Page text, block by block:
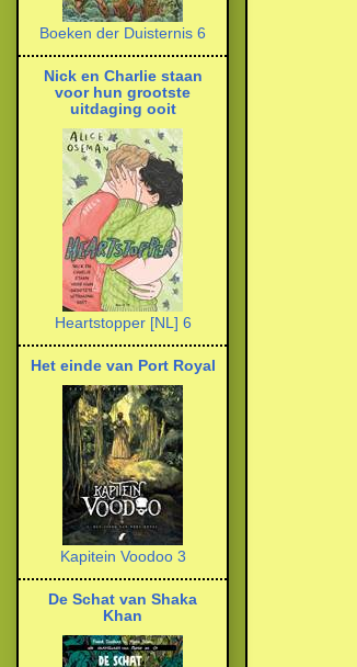
Boeken der Duisternis 6
Nick en Charlie staan
voor hun grootste
uitdaging ooit
Heartstopper [NL] 6
Het einde van Port Royal
Kapitein Voodoo 3
De Schat van Shaka
Khan